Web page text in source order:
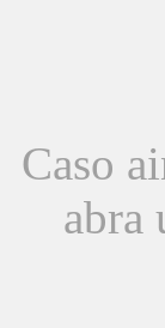
Caso
abra